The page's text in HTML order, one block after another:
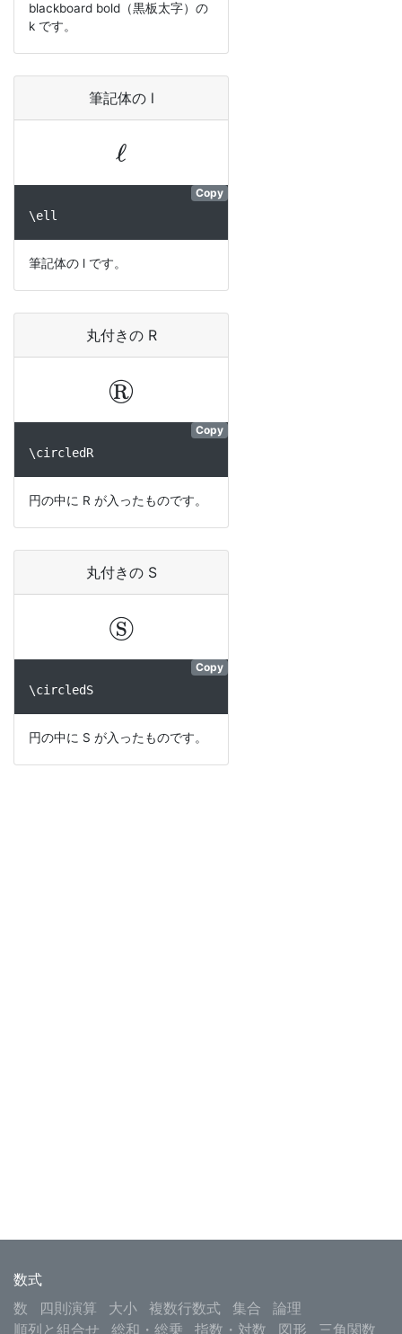
blackboard bold（黒板太字）の
k です。
筆記体の l
ℓ
\ell
Copy
筆記体の l です。
丸付きの R
®
\circledR
Copy
円の中に R が入ったものです。
丸付きの S
Ⓢ
\circledS
Copy
円の中に S が入ったものです。
数式
数
四則演算 大小 複数行数式 集合
論理
順列と組合せ
総和・総乗 指数・対数 図形 三角関数